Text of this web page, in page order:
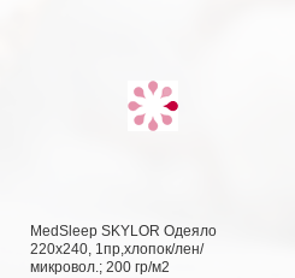
MedSleep SKYLOR Одеяло
220х240, 1пр,хлопок/лен/
микровол.; 200 гр/м2